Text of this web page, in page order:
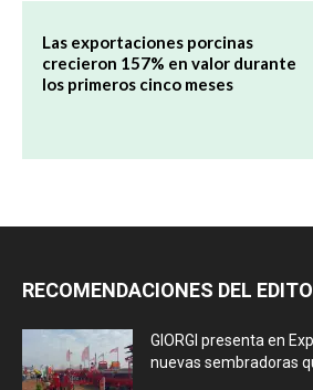
Las exportaciones porcinas
crecieron 157% en valor durante
los primeros cinco meses
RECOMENDACIONES DEL
GIORGI presenta en
nuevas sembradoras